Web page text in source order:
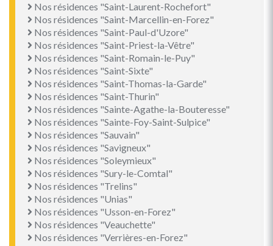
Nos résidences "Saint-Laurent-Rochefort"
Nos résidences "Saint-Marcellin-en-Forez"
Nos résidences "Saint-Paul-d'Uzore"
Nos résidences "Saint-Priest-la-Vêtre"
Nos résidences "Saint-Romain-le-Puy"
Nos résidences "Saint-Sixte"
Nos résidences "Saint-Thomas-la-Garde"
Nos résidences "Saint-Thurin"
Nos résidences "Sainte-Agathe-la-Bouteresse"
Nos résidences "Sainte-Foy-Saint-Sulpice"
Nos résidences "Sauvain"
Nos résidences "Savigneux"
Nos résidences "Soleymieux"
Nos résidences "Sury-le-Comtal"
Nos résidences "Trelins"
Nos résidences "Unias"
Nos résidences "Usson-en-Forez"
Nos résidences "Veauchette"
Nos résidences "Verrières-en-Forez"